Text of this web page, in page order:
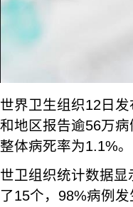
世界卫生组织12日
和地区报告逾56万
整体病死率为1.1%。
世卫组织统计数据
了15个，98%病例